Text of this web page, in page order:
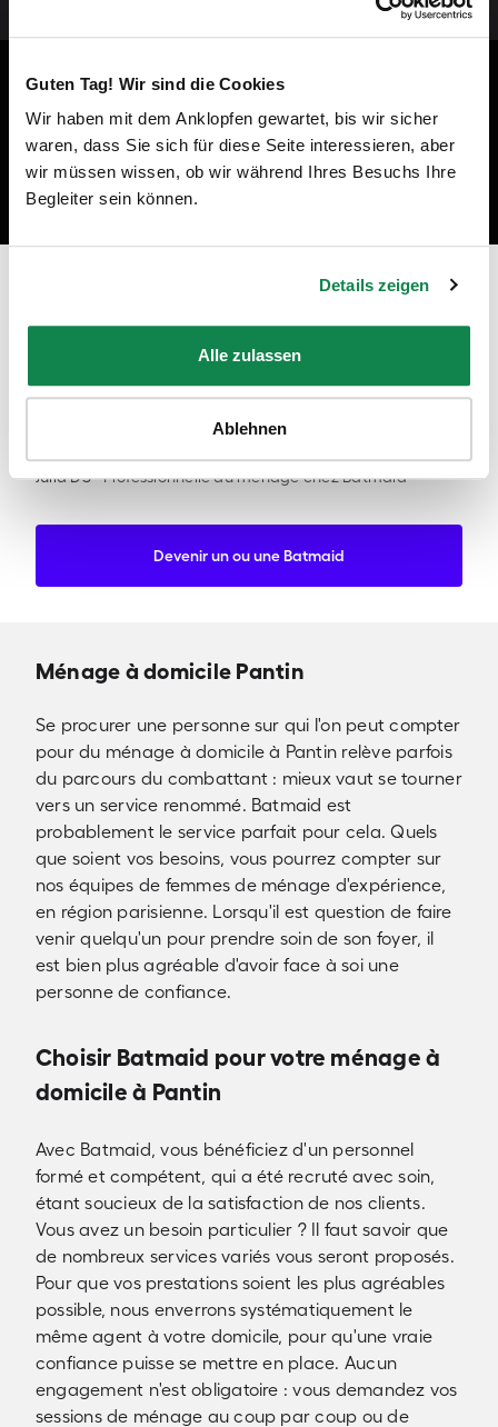
Guten Tag! Wir sind die Cookies
Wir haben mit dem Anklopfen gewartet, bis wir sicher
waren, dass Sie sich für diese Seite interessieren, aber
wir müssen wissen, ob wir während Ihres Besuchs Ihre
Begleiter sein können.
Details zeigen
Alle zulassen
Ablehnen
Prêt à devenir un professionnel du
nettoyage à Pantin ?
clients privés ou pour des ménages de fin de bail, dans les
Julia DS-Professionnelle du ménage chez Batmaid
Devenir un ou une Batmaid
Ménage à domicile Pantin
Se procurer une personne sur qui l'on peut compter
pour du ménage à domicile à Pantin relève parfois
du parcours du combattant : mieux vaut se tourner
vers un service renommé. Batmaid est
probablement le service parfait pour cela. Quels
que soient vos besoins, vous pourrez compter sur
nos équipes de femmes de ménage d'expérience,
en région parisienne. Lorsqu'il est question de faire
venir quelqu'un pour prendre soin de son foyer, il
est bien plus agréable d'avoir face à soi une
personne de confiance.
Choisir Batmaid pour votre ménage à
domicile à Pantin
Avec Batmaid, vous bénéficiez d'un personnel
formé et compétent, qui a été recruté avec soin,
étant soucieux de la satisfaction de nos clients.
Vous avez un besoin particulier ? Il faut savoir que
de nombreux services variés vous seront proposés.
Pour que vos prestations soient les plus agréables
possible, nous enverrons systématiquement le
même agent à votre domicile, pour qu'une vraie
confiance puisse se mettre en place. Aucun
engagement n'est obligatoire : vous demandez vos
sessions de ménage au coup par coup ou de